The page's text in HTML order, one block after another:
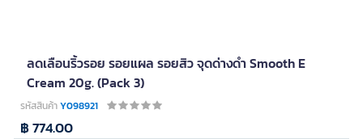
ลดเลือนริ้วรอย รอยแผล รอยสิว จุดด่างดำ Smooth E
Cream 20g. (Pack 3)
รหัสสินค้าY098921
฿ 774.00